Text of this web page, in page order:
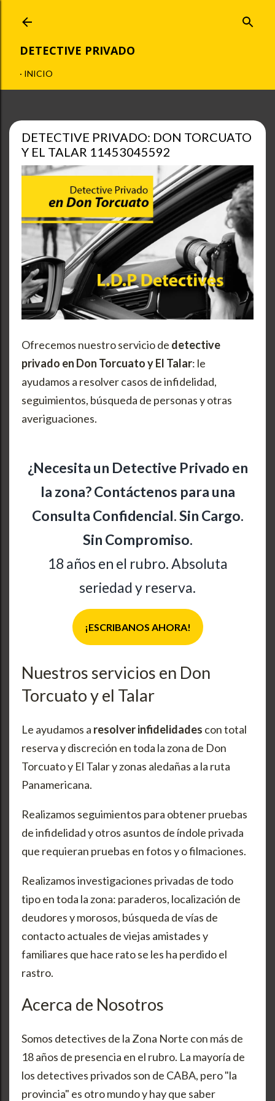
DETECTIVE PRIVADO
INICIO
DETECTIVE PRIVADO: DON TORCUATO
Y EL TALAR 11453045592
Ofrecemos nuestro servicio de detective
privado en Don Torcuato y El Talar: le
ayudamos a resolver casos de infidelidad,
seguimientos, búsqueda de personas y otras
averiguaciones.
¿Necesita un Detective Privado en
la zona? Contáctenos para una
Consulta Confidencial. Sin Cargo.
Sin Compromiso.
18 años en el rubro. Absoluta
seriedad y reserva.
¡ESCRIBANOS AHORA!
Nuestros servicios en Don
Torcuato y el Talar
Le ayudamos a resolver infidelidades con total
reserva y discreción en toda la zona de Don
Torcuato y El Talar y zonas aledañas a la ruta
Panamericana.
Realizamos seguimientos para obtener pruebas
de infidelidad y otros asuntos de índole privada
que requieran pruebas en fotos y o filmaciones.
Realizamos investigaciones privadas de todo
tipo en toda la zona: paraderos, localización de
deudores y morosos, búsqueda de vías de
contacto actuales de viejas amistades y
familiares que hace rato se les ha perdido el
rastro.
Acerca de Nosotros
Somos detectives de la Zona Norte con más de
18 años de presencia en el rubro. La mayoría de
los detectives privados son de CABA, pero "la
provincia" es otro mundo y hay que saber